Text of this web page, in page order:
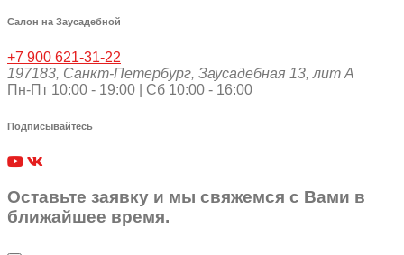
Салон на Заусадебной
+7 900 621-31-22
197183, Санкт-Петербург, Заусадебная 13, лит А
Пн-Пт 10:00 - 19:00 | Сб 10:00 - 16:00
Подписывайтесь
Оставьте заявку и мы свяжемся с Вами в
ближайшее время.